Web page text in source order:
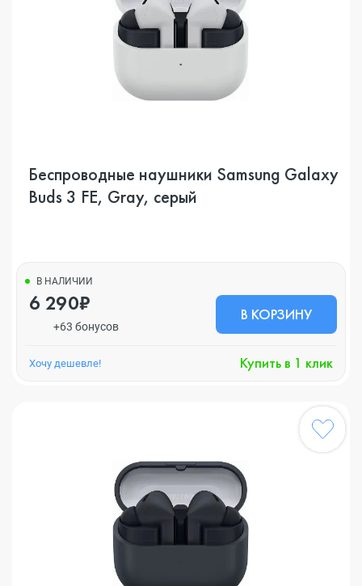
Беспроводные наушники Samsung Galaxy
Buds 3 FE, Gray, серый
В НАЛИЧИИ
6 290₽
+63 бонусов
В КОРЗИНУ
Хочу дешевле! Купить в 1 клик